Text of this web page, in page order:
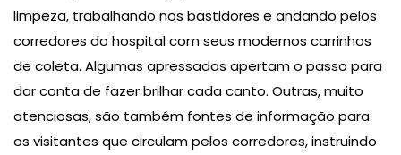
limpeza, trabalhando nos bastidores e andando pelos
corredores do hospital com seus modernos carrinhos
de coleta. Algumas apressadas apertam o passo para
dar conta de fazer brilhar cada canto. Outras, muito
atenciosas, são também fontes de informação para
os visitantes que circulam pelos corredores, instruindo